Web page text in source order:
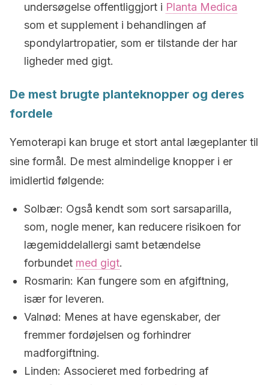
undersøgelse offentliggjort i Planta Medica
som et supplement i behandlingen af
spondylartropatier, som er tilstande der har
ligheder med gigt.
De mest brugte planteknopper og deres
fordele
Yemoterapi kan bruge et stort antal lægeplanter til
sine formål. De mest almindelige knopper i er
imidlertid følgende:
Solbær: Også kendt som sort sarsaparilla,
som, nogle mener, kan reducere risikoen for
lægemiddelallergi samt betændelse
forbundet med gigt.
Rosmarin: Kan fungere som en afgiftning,
især for leveren.
Valnød: Menes at have egenskaber, der
fremmer fordøjelsen og forhindrer
madforgiftning.
Linden: Associeret med forbedring af